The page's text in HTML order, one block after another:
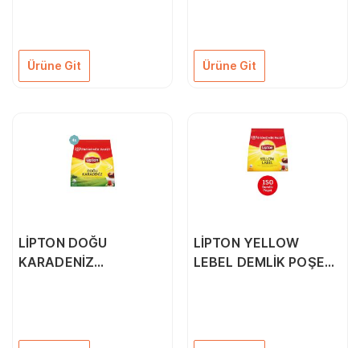
Ürüne Git Ürüne Git
LİPTON DOĞU
KARADENİZ
LİPTON YELLOW
LEBEL DEMLİK POŞET